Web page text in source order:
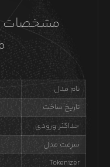
نام مدل
تاریخ ساخت
حداکثر ورودی
سرعت مدل
Tokenizer